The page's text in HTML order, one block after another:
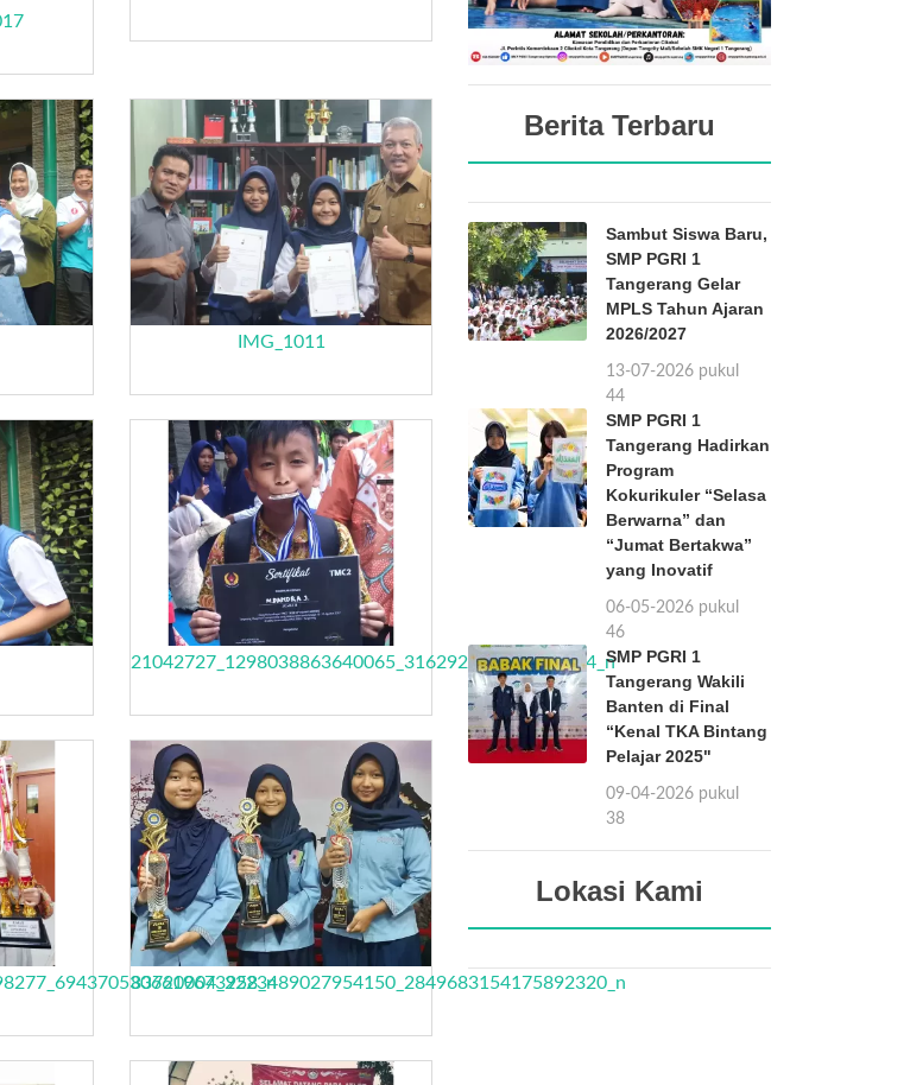
IMG_1011
21042727_1298038863640065_316292275124568064_n
83720004_2223489027954150_2849683154175892320_n
Berita Terbaru
Sambut Siswa Baru,
SMP PGRI 1
Tangerang Gelar
MPLS Tahun Ajaran
2026/2027
13-07-2026 pukul
11:44
SMP PGRI 1
Tangerang Hadirkan
Program
Kokurikuler “Selasa
Berwarna” dan
“Jumat Bertakwa”
yang Inovatif
06-05-2026 pukul
11:46
SMP PGRI 1
Tangerang Wakili
Banten di Final
“Kenal TKA Bintang
Pelajar 2025"
09-04-2026 pukul
15:38
Lokasi Kami